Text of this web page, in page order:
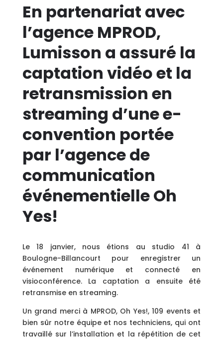
En partenariat avec
l’agence MPROD,
Lumisson a assuré la
captation vidéo et la
retransmission en
streaming d’une e-
convention portée
par l’agence de
communication
événementielle Oh
Yes!
Le 18 janvier, nous étions au studio 41 à
Boulogne-Billancourt pour enregistrer un
événement numérique et connecté en
visioconférence. La captation a ensuite été
retransmise en streaming.
Un grand merci à MPROD, Oh Yes!, 109 events et
bien sûr notre équipe et nos techniciens, qui ont
travaillé sur l’installation et la répétition de cet